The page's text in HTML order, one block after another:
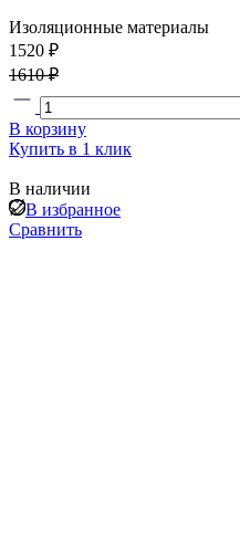
Изоляционные материалы
1520 ₽
1610 ₽
В корзину
Купить в 1 клик
В наличии
В избранное
Сравнить